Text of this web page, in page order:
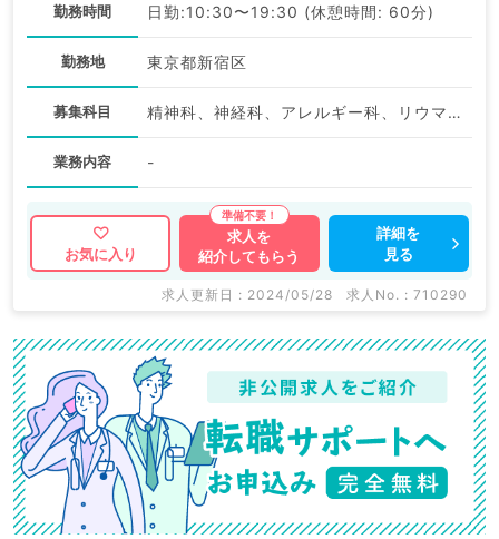
勤務時間 日勤:10:30〜19:30 (休憩時間: 60分)
勤務地 東京都新宿区
募集科目 精神科、神経科、アレルギー科、リウマチ科、小児科、皮膚科、産婦人科、産科、婦人科、眼科、耳鼻咽喉科、気管食道科、放射線科、リハビリテーション科、麻酔科、ペインクリニック、人工透析科、緩和ケア科、一般内科、外科系全般、一般外科、総合診療科、美容皮膚科、健診・人間ドック、救急科・ＩＣＵ、病理科、基礎医学系、その他、産業医、科目不問
業務内容 -
お気に入り
求人を
紹介してもらう
詳細を
見る
求人更新日 : 2024/05/28 求人No. : 710290